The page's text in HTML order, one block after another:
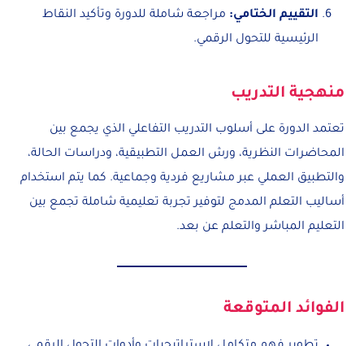
التقييم الختامي: مراجعة شاملة للدورة وتأكيد النقاط
الرئيسية للتحول الرقمي.
منهجية التدريب
تعتمد الدورة على أسلوب التدريب التفاعلي الذي يجمع بين
المحاضرات النظرية، ورش العمل التطبيقية، ودراسات الحالة،
والتطبيق العملي عبر مشاريع فردية وجماعية. كما يتم استخدام
أساليب التعلم المدمج لتوفير تجربة تعليمية شاملة تجمع بين
التعليم المباشر والتعلم عن بعد.
الفوائد المتوقعة